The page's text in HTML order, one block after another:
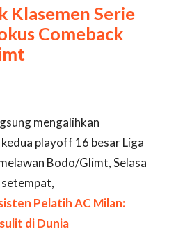
Klasemen Serie
Comeback
mengalihkan
playoff 16 besar Liga
Bodo/Glimt, Selasa